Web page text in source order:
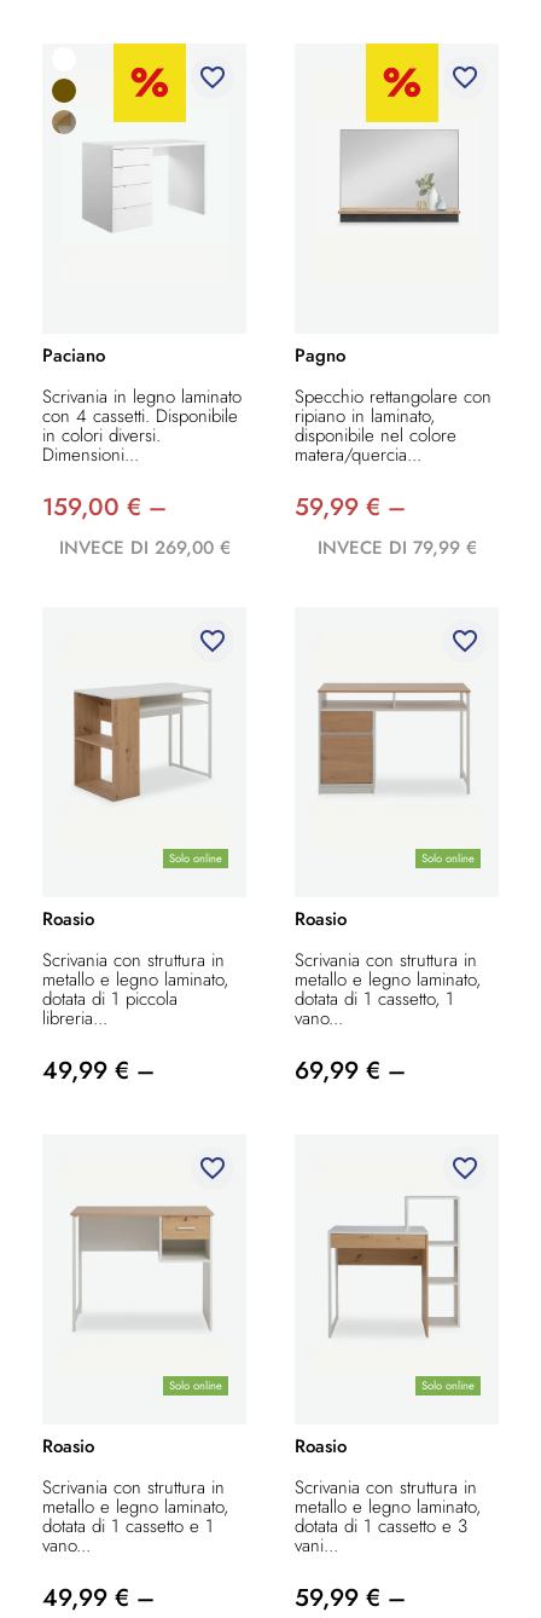
favorite_border
Paciano
Scrivania in legno laminato
con 4 cassetti. Disponibile
in colori diversi.
Dimensioni...
159,00 € –
INVECE DI 269,00 €
favorite_border
Pagno
Specchio rettangolare con
ripiano in laminato,
disponibile nel colore
matera/quercia...
59,99 € –
INVECE DI 79,99 €
Solo online
favorite_border
Roasio
Scrivania con struttura in
metallo e legno laminato,
dotata di 1 piccola
libreria...
49,99 € –
Solo online
favorite_border
Roasio
Scrivania con struttura in
metallo e legno laminato,
dotata di 1 cassetto, 1
vano...
69,99 € –
Solo online
favorite_border
Roasio
Scrivania con struttura in
metallo e legno laminato,
dotata di 1 cassetto e 1
vano...
49,99 € –
Solo online
favorite_border
Roasio
Scrivania con struttura in
metallo e legno laminato,
dotata di 1 cassetto e 3
vani...
59,99 € –